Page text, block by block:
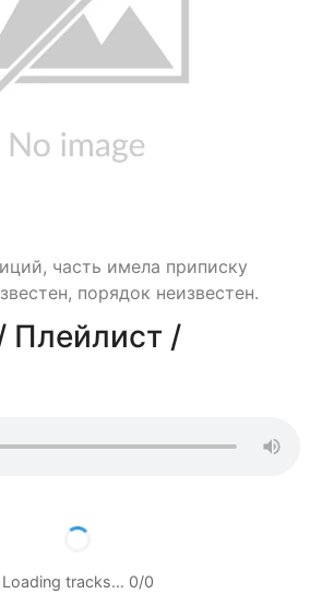
часть имела приписку
порядок неизвестен.
Плейлист /
Loading tracks… 0/0